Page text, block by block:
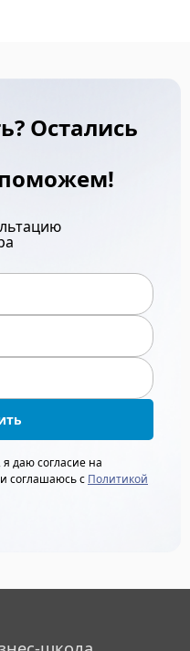
Остались
даю согласие на
соглашаюсь с Политикой